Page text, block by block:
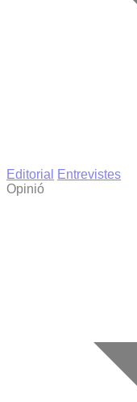
Editorial
Entrevistes
Opinió